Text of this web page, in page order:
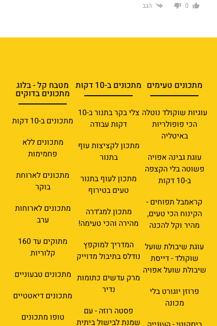
0 הגב
מתכונים טעימים
עוגיות שוקולד נוטלה
הכי פופולריות
באיטליה
עוגת גבינה אפויה
פשוטה בלי הקצפה
ב-10 דקות
קראמבל תפוחים -
הקינוח הכי טעים,
מהיר וקל להכנה
עוגת שיבולת שועל
שוקולד - דייסת
שיבולת שועל אפויה
פרוזן יוגורט בלי
מכונה
מתכונים ב-10 דקות
צלי בקר בתנור ב-10
דקות עבודה
מתכון לקציצות עוף
בתנור
מתכון לעוף בתנור
טעים בטירוף
מתכון למג׳דרה
מהירה והכי טעימה!
המדריך למוקפץ
נודלס בתיבול מדוייק
מרק עדשים כתומות
נדיר
פסטה רוזה - עם
שמנת לבישול ביתית
מטבח קל - בלוג
מתכונים בדוקים
מתכונים ב-10 דקות
מתכונים ללא
פחמימות
מתכונים לארוחת
בוקר
מתכונים לארוחות
ערב
מתוקים עד 160
קלוריות
מתכונים טבעוניים
מתכונים דיאטטיים
טופו מתכונים